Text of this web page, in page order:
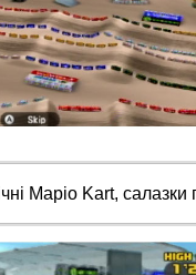
Маріо Kart, салазки